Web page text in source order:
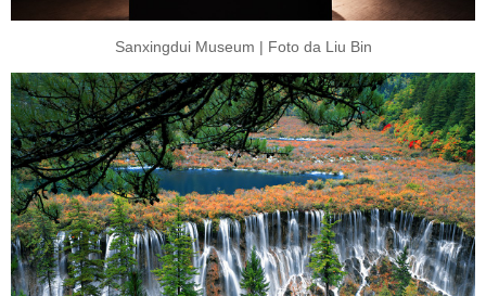
Sanxingdui Museum | Foto da Liu Bin